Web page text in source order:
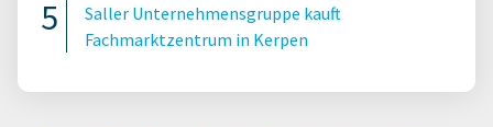
Saller Unternehmensgruppe kauft
Fachmarktzentrum in Kerpen